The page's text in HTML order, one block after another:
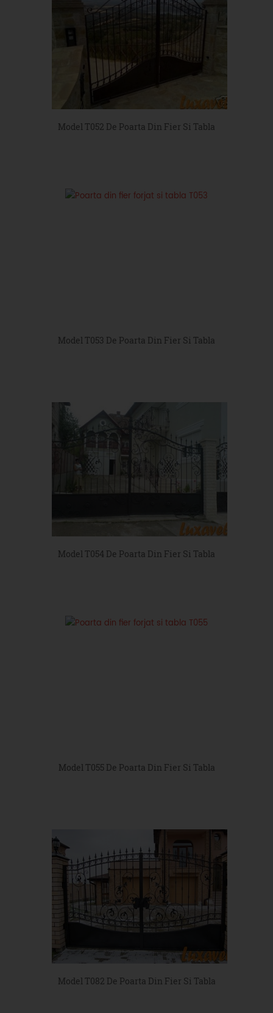
Model T052 De Poarta Din Fier Si Tabla
Model T053 De Poarta Din Fier Si Tabla
Model T054 De Poarta Din Fier Si Tabla
Model T055 De Poarta Din Fier Si Tabla
Model T082 De Poarta Din Fier Si Tabla